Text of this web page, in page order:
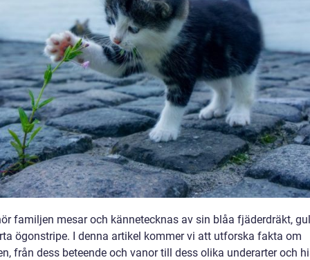
familjen mesar och kännetecknas av sin blåa fjäderdräkt,
ögonstripe. I denna artikel kommer vi att utforska fakta om
från dess beteende och vanor till dess olika underarter och